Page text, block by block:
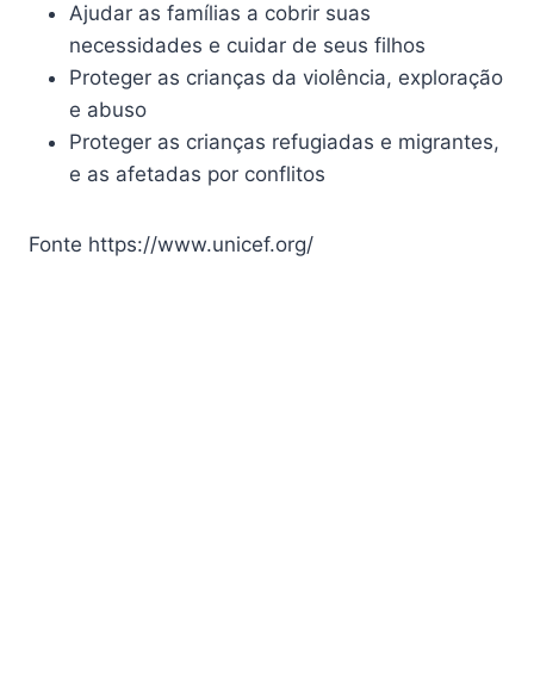
Ajudar as famílias a cobrir suas
necessidades e cuidar de seus filhos
Proteger as crianças da violência, exploração
e abuso
Proteger as crianças refugiadas e migrantes,
e as afetadas por conflitos
Fonte https://www.unicef.org/